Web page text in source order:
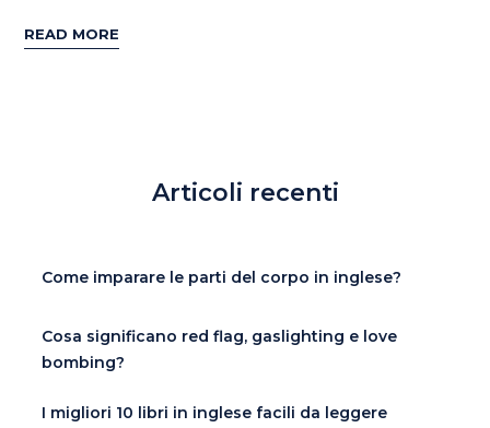
READ MORE
Articoli recenti
Come imparare le parti del corpo in inglese?
Cosa significano red flag, gaslighting e love
bombing?
I migliori 10 libri in inglese facili da leggere